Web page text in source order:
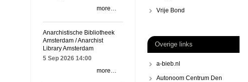
Vrije Bond
Overige links
a-bieb.nl
Autonoom Centrum Den
more…
Anarchistische Bibliotheek
Amsterdam / Anarchist
Library Amsterdam
5 Sep 2026 14:00
more…